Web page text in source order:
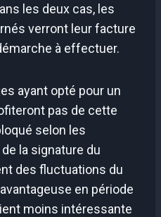
les deux cas, les
verront leur facture
à effectuer.
ayant opté pour un
pas de cette
selon les
la signature du
des fluctuations du
en période
moins intéressante